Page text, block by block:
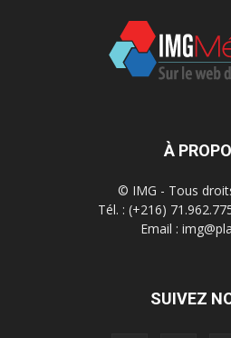
À
© IMG - Tous
Tél. : (+216)
Email :
SUIVEZ